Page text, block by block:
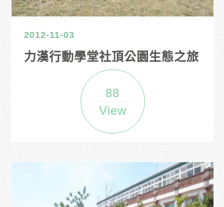
2012-11-03
力漢行動學堂社頂公園生態之旅
88
View